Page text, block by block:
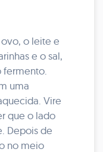
o leite e
e o sal,
uma
Vire
que o lado
Depois de
no meio